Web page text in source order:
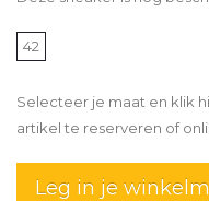
42
Selecteer je maat en klik
artikel te reserveren of
Leg in je